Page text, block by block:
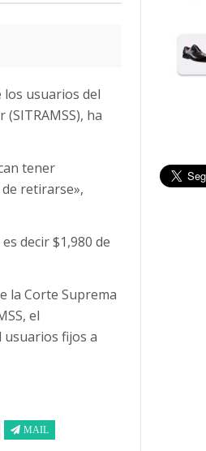
los usuarios del
ha
tener
retirarse»,
decir $1,980 de
la Corte Suprema
el
fijos a
MAIL